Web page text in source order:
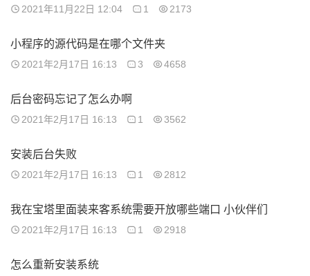
2021年11月22日 12:04 1 2173
小程序的源代码是在哪个文件夹
2021年2月17日 16:13 3 4658
后台密码忘记了怎么办啊
2021年2月17日 16:13 1 3562
安装后台失败
2021年2月17日 16:13 1 2812
我在宝塔里面装来客系统需要开放哪些端口 小伙伴们
2021年2月17日 16:13 1 2918
怎么重新安装系统